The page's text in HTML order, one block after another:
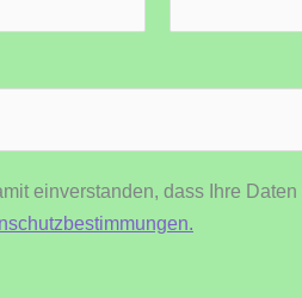
einverstanden, dass Ihre